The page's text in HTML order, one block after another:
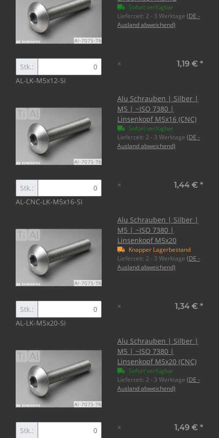
Sofort verfügbar
Lieferzeit: 2 - 3 Werktage (DE -
Ausland abweichend)
Stk.:
AL-LK-M5x12-Si
× 1,19 € *
Alu Schrauben | Silber |
M5 | ~ISO 7380 |
Linsenkopf M5x16 (CNC)
Sofort verfügbar
Lieferzeit: 2 - 3 Werktage (DE -
Ausland abweichend)
Stk.:
AL-CNC-LK-M5x16-Si
× 1,44 € *
Alu Schrauben | Silber |
M5 | ~ISO 7380 |
Linsenkopf M5x20
Knapper Lagerbestand
Lieferzeit: 2 - 3 Werktage (DE -
Ausland abweichend)
Stk.:
AL-LK-M5x20-Si
× 1,34 € *
Alu Schrauben | Silber |
M5 | ~ISO 7380 |
Linsenkopf M5x20 (CNC)
Sofort verfügbar
Lieferzeit: 2 - 3 Werktage (DE -
Ausland abweichend)
Stk.: × 1,49 € *